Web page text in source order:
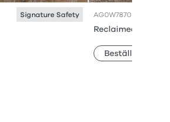
Signature Safety AG0W7870
Reclaimed Oak
Beställ prov